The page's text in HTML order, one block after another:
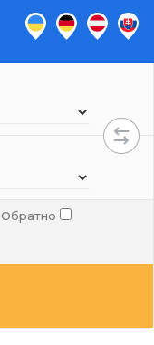
Обратно